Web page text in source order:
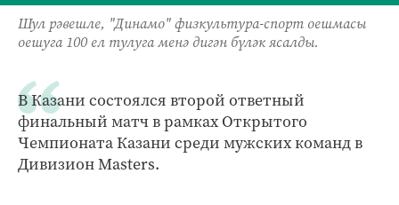
Шул рәвешле, "Динамо" физкультура-спорт оешмасы
оешуга 100 ел тулуга менә дигән бүләк ясалды.
В Казани состоялся второй ответный
финальный матч в рамках Открытого
Чемпионата Казани среди мужских команд в
Дивизион Masters.